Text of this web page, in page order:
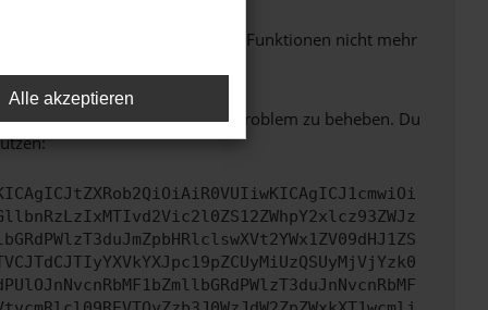
dazu führen, dass bestimmte Funktionen nicht mehr
Wir werden versuchen, das Problem zu beheben. Du
Alle akzeptieren